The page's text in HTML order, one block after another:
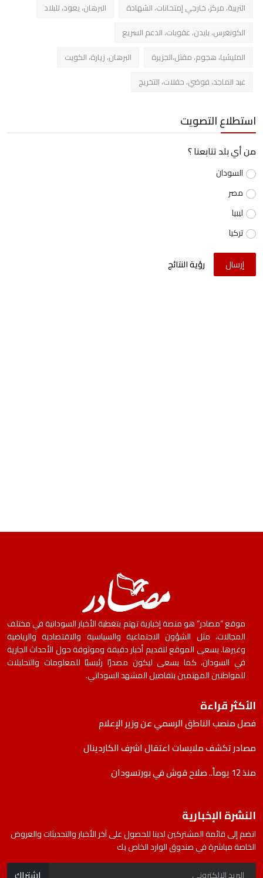
التربية، مركز، خارجي إمتحانات، الشهادة
البرهان، يعود، للبلاد
الكونغرس، بايدن، عقوبات، الدعم السريع
المليشيا، هجوم، مقتل،الجزيرة
البرهان، زيارة، الكويت
عبد الماجد، فوضي، حفلات، التخريج
استطلاع التصويت
من أي بلد تتابعنا ؟
السودان
مصر
ليبيا
تركيا
إرسال رؤية النتائج
موقع “مصادر” هو منصة إخبارية تهتم بتغطية الأخبار السودانية في مختلف
المجالات، مثل الشؤون الاجتماعية والسياسية والاقتصادية والرياضية
وغيرها. يسعى الموقع لتقديم أخبار دقيقة وموثوقة حول الأحداث الجارية
في السودان، كما يسعى ليكون مصدرًا رئيسيًا للمعلومات والتحليلات
للمواطنين المهتمين بتفاصيل المشهد السوداني.
الأكثر قراءة
فصل منصب الناطق الرسمي عن وزير الإعلام
مصادر تكشف ملابسات اعتقال اشرف الكاردينال
منذ 12 يوماً.. صلاح قوش في بورتسودان
النشرة الإخبارية
انضم إلى قائمة المشتركين لدينا للحصول على آخر الأخبار والتحديثات والعروض
الخاصة مباشرة في صندوق الوارد الخاص بك